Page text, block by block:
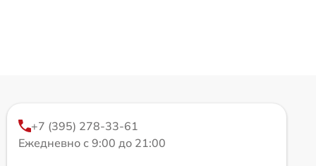
+7 (395) 278-33-61
Ежедневно с 9:00 до 21:00